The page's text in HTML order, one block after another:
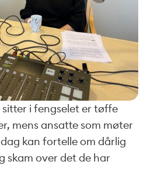
i fengselet er tøffe
mens ansatte som møter
kan fortelle om dårlig
skam over det de har